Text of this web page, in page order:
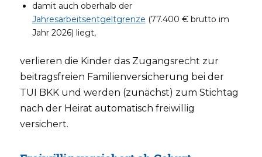
damit auch oberhalb der
Jahresarbeitsentgeltgrenze (77.400 € brutto im
Jahr 2026) liegt,
verlieren die Kinder das Zugangsrecht zur
beitragsfreien Familienversicherung bei der
TUI BKK und werden (zunächst) zum Stichtag
nach der Heirat automatisch freiwillig
versichert.